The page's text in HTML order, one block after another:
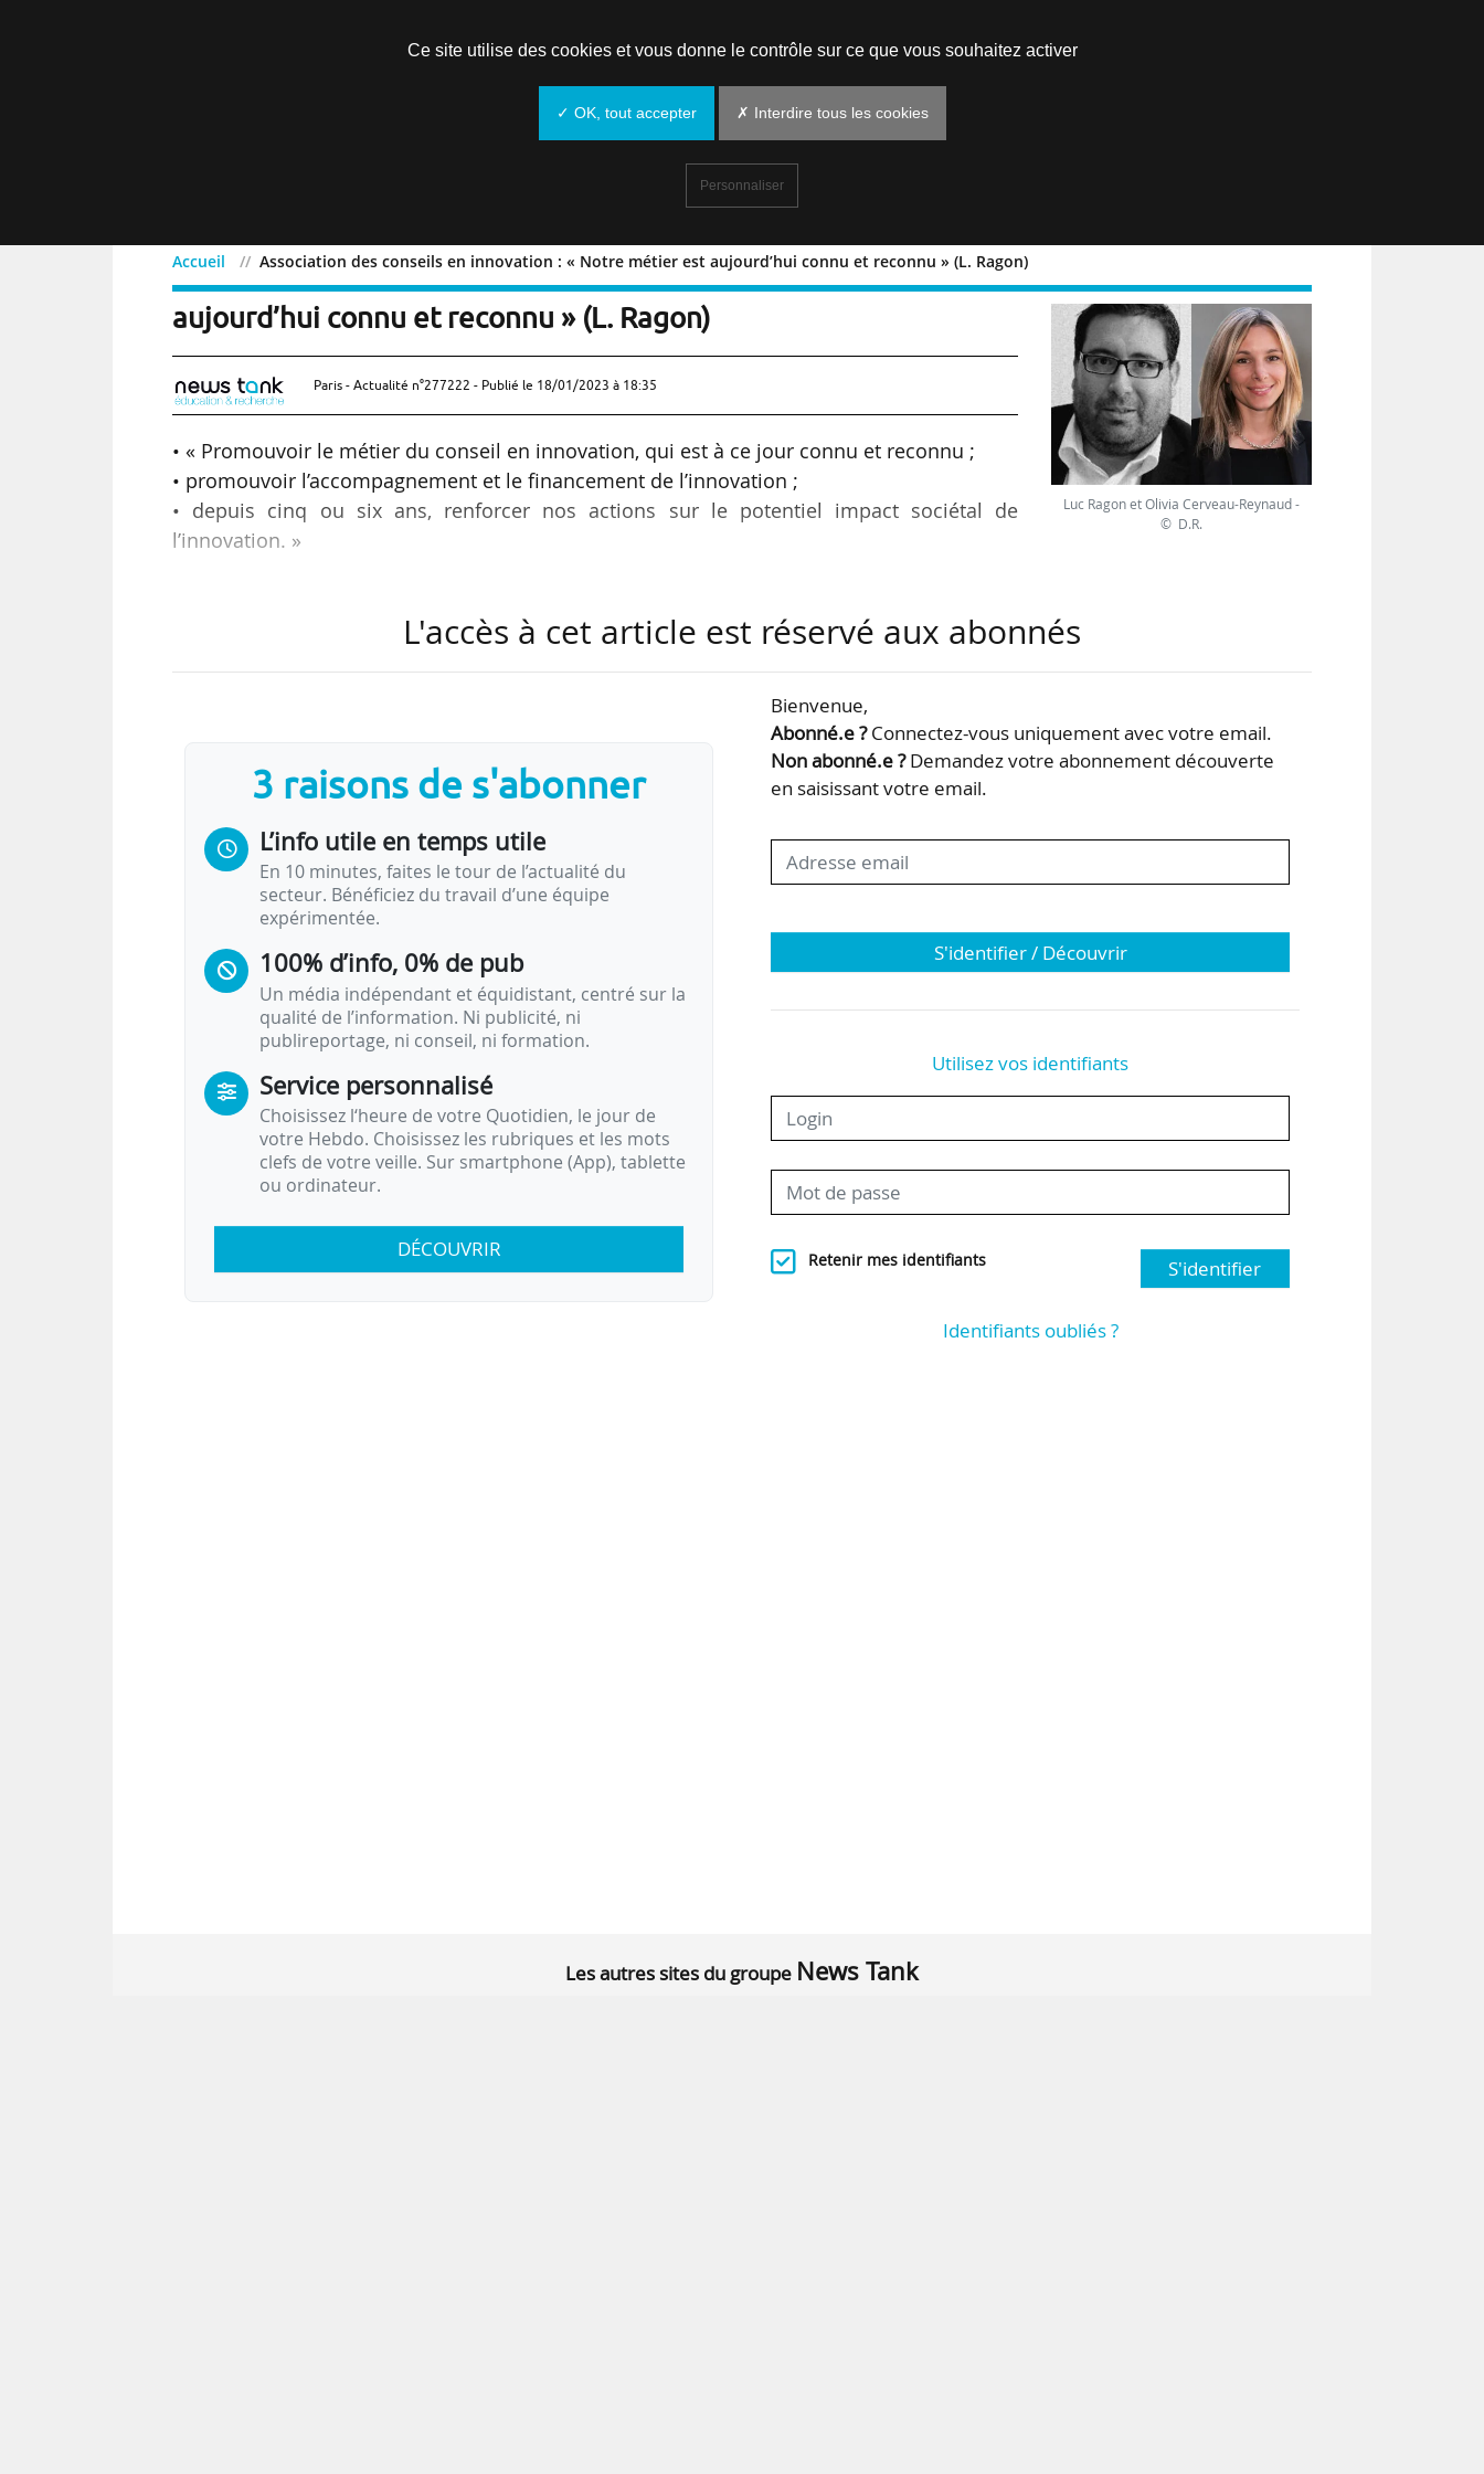
Accueil Association des conseils en innovation : « Notre métier est aujourd’hui connu et reconnu » (L. Ragon)
Association des conseils en innovation : « Notre métier est
aujourd’hui connu et reconnu » (L. Ragon)
Paris - Actualité n°277222 - Publié le 18/01/2023 à 18:35
• « Promouvoir le métier du conseil en innovation, qui est à ce jour connu et reconnu ;
• promouvoir l’accompagnement et le financement de l’innovation ;
• depuis cinq ou six ans, renforcer nos actions sur le potentiel impact sociétal de
l’innovation. »
innovation, qui fête ses dix ans le 17/01/2023, selon Luc Ragon, son président depuis
Issue en 2012 de la fusion de l’Unatrantec et de l’Ascofi, à un moment où « le conseil en
innovation commençait à se développer fortement en France, en parallèle de l’accélération
des politiques de soutien à l’Innovation », l’ACI a « doublé de taille en dix ans ».
Elle revendique à ce jour 70 membres et 5 000 consultants : « Presque aucun acteur du…
Luc Ragon et Olivia Cerveau-Reynaud -
© D.R.
L'accès à cet article est réservé aux abonnés
3 raisons de s'abonner
L’info utile en temps utile
En 10 minutes, faites le tour de l’actualité du
secteur. Bénéficiez du travail d’une équipe
expérimentée.
100% d’info, 0% de pub
Un média indépendant et équidistant, centré sur la
qualité de l’information. Ni publicité, ni
publireportage, ni conseil, ni formation.
Service personnalisé
Choisissez l‘heure de votre Quotidien, le jour de
votre Hebdo. Choisissez les rubriques et les mots
clefs de votre veille. Sur smartphone (App), tablette
ou ordinateur.
DÉCOUVRIR
Bienvenue,
Abonné.e ?Connectez-vous uniquement avec votre email.
Non abonné.e ?Demandez votre abonnement découverte
en saisissant votre email.
S'identifier / Découvrir
Utilisez vos identifiants
Retenir mes identifiants S'identifier
Identifiants oubliés ?
Les autres sites du groupe News Tank
Ce site utilise des cookies et vous donne le contrôle sur ce que vous souhaitez activer
✓ OK, tout accepter ✗ Interdire tous les cookies
Personnaliser